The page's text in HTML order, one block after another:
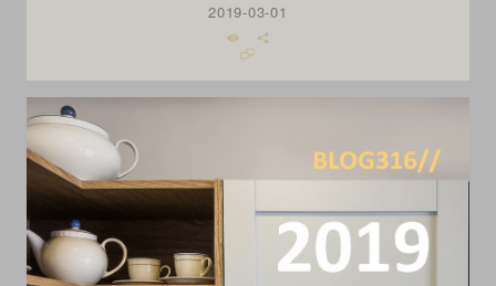
2019-03-01